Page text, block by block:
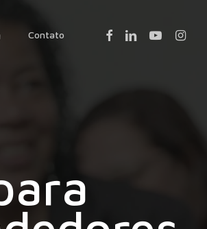
Contato FacebookLinkedinYoutubeInstagram